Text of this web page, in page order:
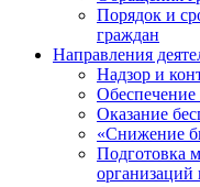
Порядок и
граждан
Направления
Надзор и
Оказание
«Снижение
Подготовка
организаций